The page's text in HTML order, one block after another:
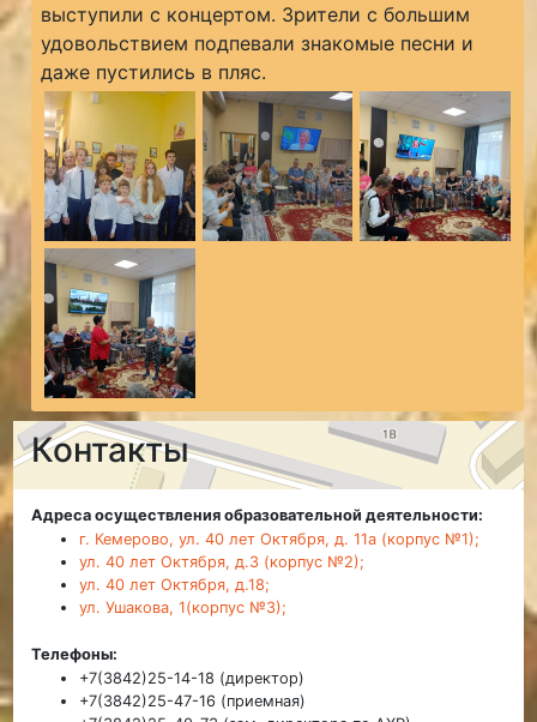
выступили с концертом. Зрители с большим
удовольствием подпевали знакомые песни и
даже пустились в пляс.
Контакты
Адреса осуществления образовательной деятельности:
г. Кемерово, ул. 40 лет Октября, д. 11а (корпус №1);
ул. 40 лет Октября, д.3 (корпус №2);
ул. 40 лет Октября, д.18;
ул. Ушакова, 1(корпус №3);
Телефоны:
+7(3842)25-14-18 (директор)
+7(3842)25-47-16 (приемная)